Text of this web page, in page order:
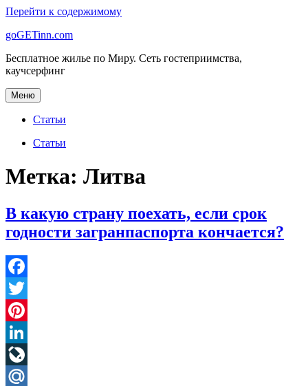
Перейти к содержимому
goGETinn.com
Бесплатное жилье по Миру. Сеть гостеприимства,
каучсерфинг
Меню
Статьи
Статьи
Метка: Литва
В какую страну поехать, если срок
годности загранпаспорта кончается?
Facebook
Twitter
Pinterest
LinkedIn
LiveJournal